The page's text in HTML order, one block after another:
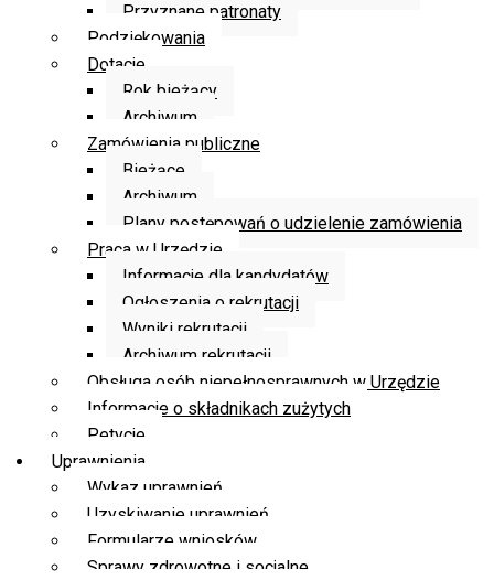
Przyznane patronaty
Podziękowania
Dotacje
Rok bieżący
Archiwum
Zamówienia publiczne
Bieżące
Archiwum
Plany postępowań o udzielenie zamówienia
Praca w Urzędzie
Informacje dla kandydatów
Ogłoszenia o rekrutacji
Wyniki rekrutacji
Archiwum rekrutacji
Obsługa osób niepełnosprawnych w Urzędzie
Informacje o składnikach zużytych
Petycje
Uprawnienia
Wykaz uprawnień
Uzyskiwanie uprawnień
Formularze wniosków
Sprawy zdrowotne i socjalne